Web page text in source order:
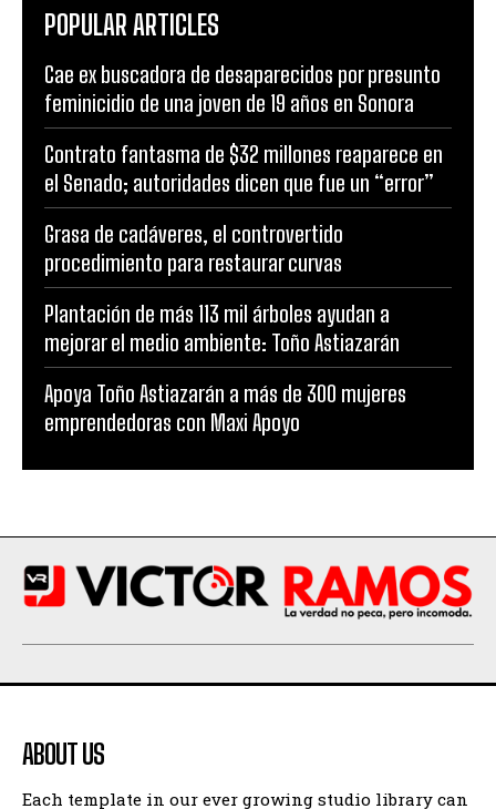
POPULAR ARTICLES
Cae ex buscadora de desaparecidos por presunto
feminicidio de una joven de 19 años en Sonora
Contrato fantasma de $32 millones reaparece en
el Senado; autoridades dicen que fue un “error”
Grasa de cadáveres, el controvertido
procedimiento para restaurar curvas
Plantación de más 113 mil árboles ayudan a
mejorar el medio ambiente: Toño Astiazarán
Apoya Toño Astiazarán a más de 300 mujeres
emprendedoras con Maxi Apoyo
ABOUT US
Each template in our ever growing studio library can